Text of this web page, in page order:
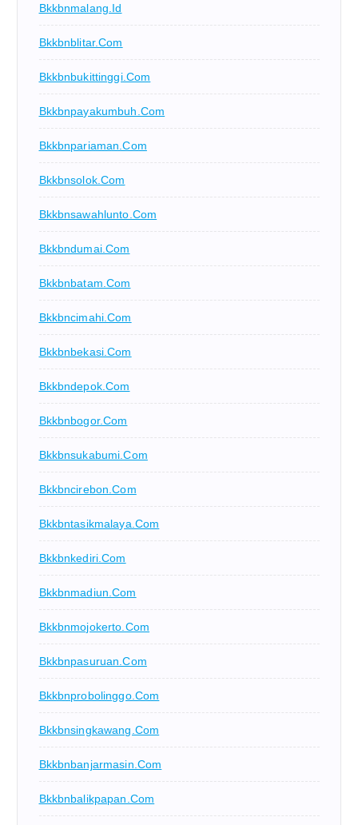
Bkkbnmalang.id
Bkkbnblitar.com
Bkkbnbukittinggi.com
Bkkbnpayakumbuh.com
Bkkbnpariaman.com
Bkkbnsolok.com
Bkkbnsawahlunto.com
Bkkbndumai.com
Bkkbnbatam.com
Bkkbncimahi.com
Bkkbnbekasi.com
Bkkbndepok.com
Bkkbnbogor.com
Bkkbnsukabumi.com
Bkkbncirebon.com
Bkkbntasikmalaya.com
Bkkbnkediri.com
Bkkbnmadiun.com
Bkkbnmojokerto.com
Bkkbnpasuruan.com
Bkkbnprobolinggo.com
Bkkbnsingkawang.com
Bkkbnbanjarmasin.com
Bkkbnbalikpapan.com